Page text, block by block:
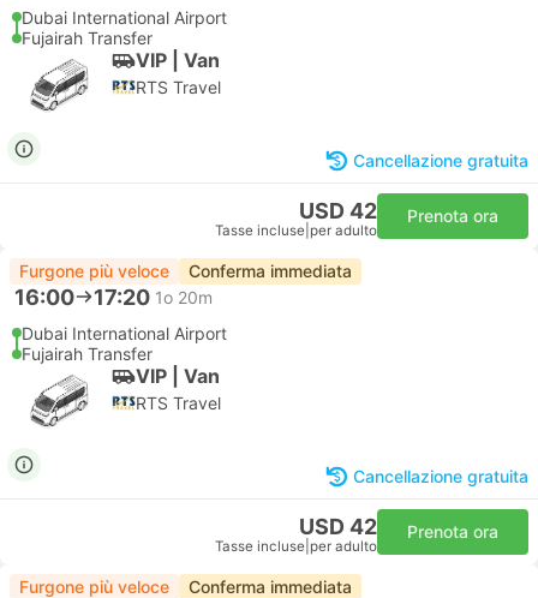
Dubai International Airport
Fujairah Transfer
VIP | Van
RTS Travel
Cancellazione gratuita
USD 42
Tasse incluse per adulto
Prenota ora
Furgone più veloce Conferma immediata
16:00 17:20 1o 20m
Dubai International Airport
Fujairah Transfer
VIP | Van
RTS Travel
Cancellazione gratuita
USD 42
Tasse incluse per adulto
Prenota ora
Furgone più veloce Conferma immediata